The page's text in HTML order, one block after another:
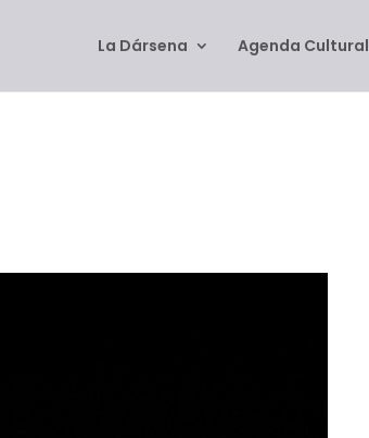
La Dársena Agenda Cultural